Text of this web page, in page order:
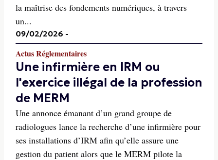
la maîtrise des fondements numériques, à travers
un...
09/02/2026 -
Actus Réglementaires
Une infirmière en IRM ou
l'exercice illégal de la profession
de MERM
Une annonce émanant d’un grand groupe de
radiologues lance la recherche d’une infirmière pour
ses installations d’IRM afin qu’elle assure une
gestion du patient alors que le MERM pilote la